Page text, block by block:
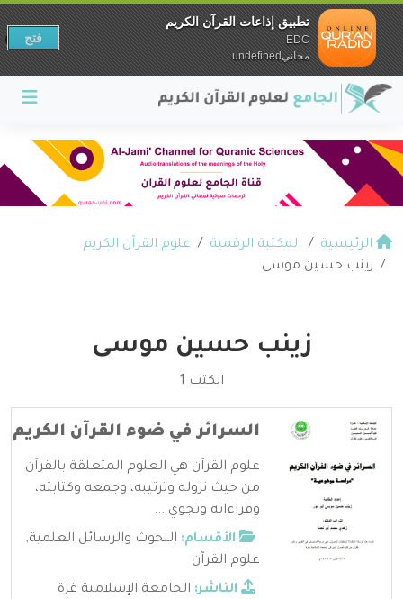
الرئيسية المكتبة الرقمية
علوم القرآن الكريم
زينب حسين موسى
زينب حسين موسى
الكتب 1
السرائر في ضوء القرآن الكريم
علوم القرآن هي العلوم المتعلقة بالقرآن
من حيث نزوله وترتيبه، وجمعه وكتابته،
وقراءاته وتجوي ...
الأقسام: البحوث والرسائل العلمية,
علوم القرآن
الناشر: الجامعة الإسلامية غزة
تطبيق إذاعات القرآن الكريم
EDC
مجانيundefined
فتح